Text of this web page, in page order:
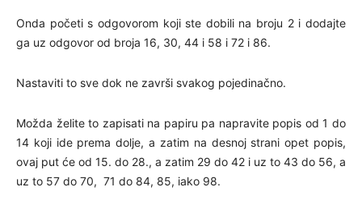
Onda početi s odgovorom koji ste dobili na broju 2 i dodajte
ga uz odgovor od broja 16, 30, 44 i 58 i 72 i 86.
Nastaviti to sve dok ne završi svakog pojedinačno.
Možda želite to zapisati na papiru pa napravite popis od 1 do
14 koji ide prema dolje, a zatim na desnoj strani opet popis,
ovaj put će od 15. do 28., a zatim 29 do 42 i uz to 43 do 56, a
uz to 57 do 70, 71 do 84, 85, iako 98.